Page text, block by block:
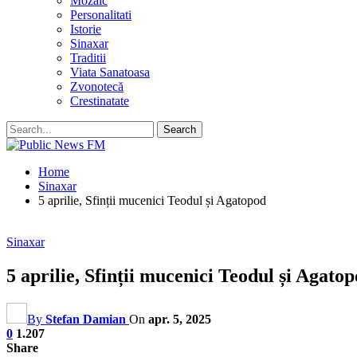
Personalitati
Istorie
Sinaxar
Traditii
Viata Sanatoasa
Zvonotecă
Crestinatate
Home
Sinaxar
5 aprilie, Sfinții mucenici Teodul și Agatopod
Sinaxar
5 aprilie, Sfinții mucenici Teodul și
By Stefan Damian On apr. 5, 2025
0 1.207
Share